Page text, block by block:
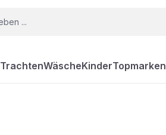
TrachtenWäscheKinderTopmarken